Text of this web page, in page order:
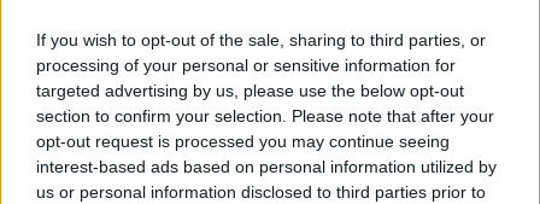
If you wish to opt-out of the sale, sharing to third parties, or
processing of your personal or sensitive information for
targeted advertising by us, please use the below opt-out
section to confirm your selection. Please note that after your
opt-out request is processed you may continue seeing
interest-based ads based on personal information utilized by
us or personal information disclosed to third parties prior to